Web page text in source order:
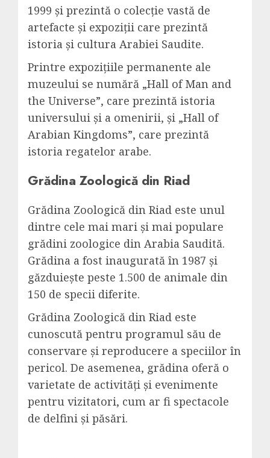
1999 și prezintă o colecție vastă de
artefacte și expoziții care prezintă
istoria și cultura Arabiei Saudite.
Printre expozițiile permanente ale
muzeului se numără „Hall of Man and
the Universe”, care prezintă istoria
universului și a omenirii, și „Hall of
Arabian Kingdoms”, care prezintă
istoria regatelor arabe.
Grădina Zoologică din Riad
Grădina Zoologică din Riad este unul
dintre cele mai mari și mai populare
grădini zoologice din Arabia Saudită.
Grădina a fost inaugurată în 1987 și
găzduiește peste 1.500 de animale din
150 de specii diferite.
Grădina Zoologică din Riad este
cunoscută pentru programul său de
conservare și reproducere a speciilor în
pericol. De asemenea, grădina oferă o
varietate de activități și evenimente
pentru vizitatori, cum ar fi spectacole
de delfini și păsări.